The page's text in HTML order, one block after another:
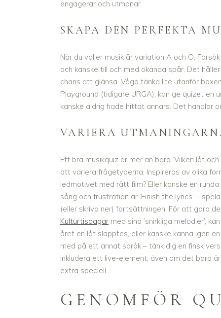
engagerar och utmanar.
SKAPA DEN PERFEKTA
När du väljer musik är variation A och O.
och kanske till och med okända spår. Det
chans att glänsa. Våga tänka lite utanför
Playground (tidigare URGA), kan ge quizet en
kanske aldrig hade hittat annars. Det handlar
VARIERA
Ett bra musikquiz är mer än bara ’Vilken låt
att variera frågetyperna. Inspireras av olika
ledmotivet med rätt film? Eller kanske en
sång och frustration är ’Finish the lyrics’ –
(eller skriva ner) fortsättningen. För att göra
Kulturtisdagar med sina ’snirkliga melodier’,
året en låt släpptes, eller kanske känna igen
med på ett annat språk – tänk dig en finsk
inkludera ett live-element, även om det bara
extra speciell.
GENOMFÖR